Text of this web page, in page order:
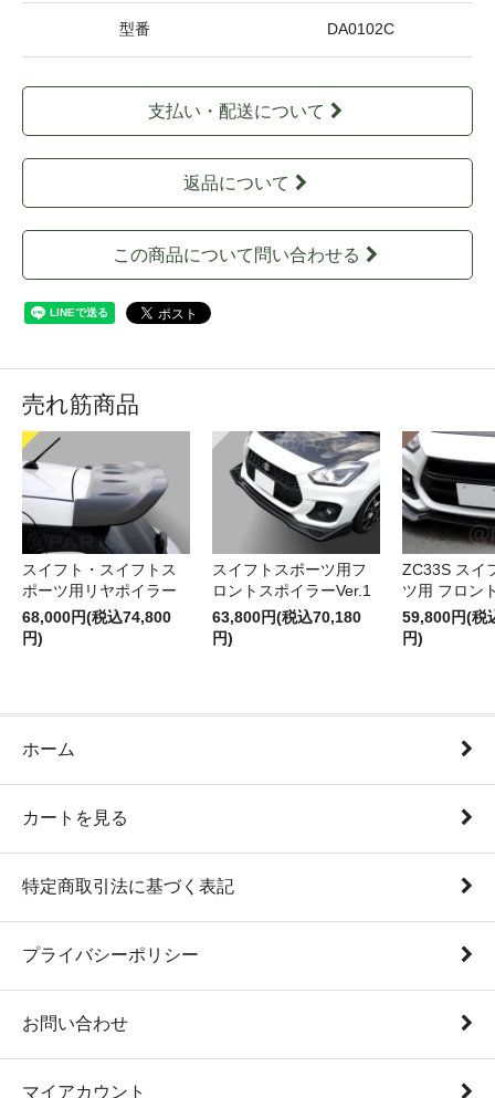
型番 DA0102C
支払い・配送について
返品について
この商品について問い合わせる
売れ筋商品
スイフト・スイフトス
ポーツ用リヤポイラー
68,000円(税込74,800
円)
スイフトスポーツ用フ
ロントスポイラーVer.1
63,800円(税込70,180
円)
ZC33S スイ
ツ用 フロン
59,800円(税
円)
ホーム
カートを見る
特定商取引法に基づく表記
プライバシーポリシー
お問い合わせ
マイアカウント